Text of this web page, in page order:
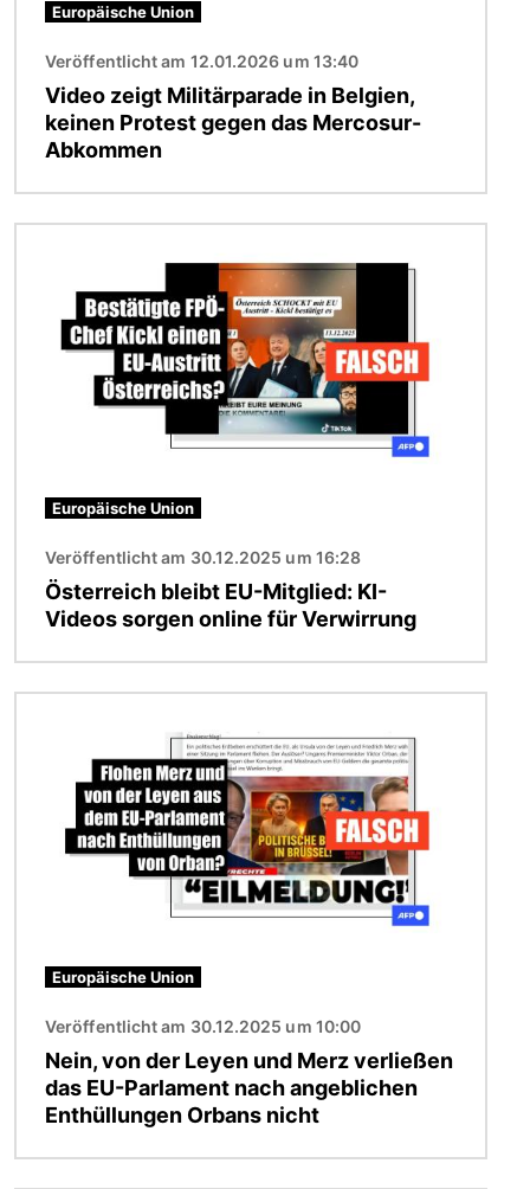
Europäische Union
Veröffentlicht am 12.01.2026 um 13:40
Video zeigt Militärparade in Belgien,
keinen Protest gegen das Mercosur-
Abkommen
Europäische Union
Veröffentlicht am 30.12.2025 um 16:28
Österreich bleibt EU-Mitglied: KI-
Videos sorgen online für Verwirrung
Europäische Union
Veröffentlicht am 30.12.2025 um 10:00
Nein, von der Leyen und Merz verließen
das EU-Parlament nach angeblichen
Enthüllungen Orbans nicht